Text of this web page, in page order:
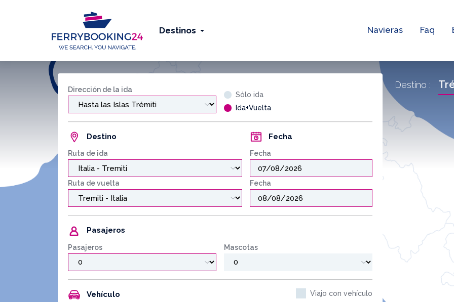
Destinos Navieras Faq
Dirección de la ida
Sólo ida
Ida+Vuelta
Destino
Ruta de ida
Fecha
Fecha
Ruta de vuelta Fecha
Pasajeros
Pasajeros Mascotas
Vehículo Viajo con vehículo
Destino :